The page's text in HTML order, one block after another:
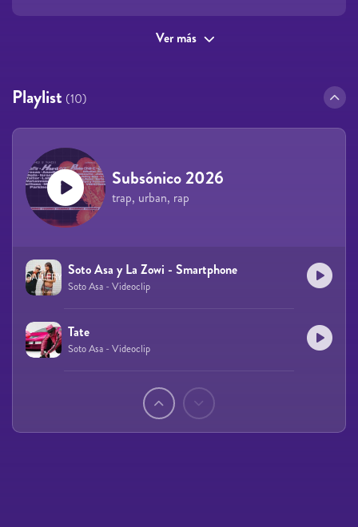
Ver más
Playlist (10)
Subsónico 2026
trap, urban, rap
Soto Asa y La Zowi - Smartphone
Soto Asa - Videoclip
Tate
Soto Asa - Videoclip